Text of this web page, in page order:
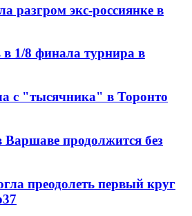
разгром экс-россиянке в
1/8 финала турнира в
с "тысячника" в Торонто
продолжится без
преодолеть первый круг
37